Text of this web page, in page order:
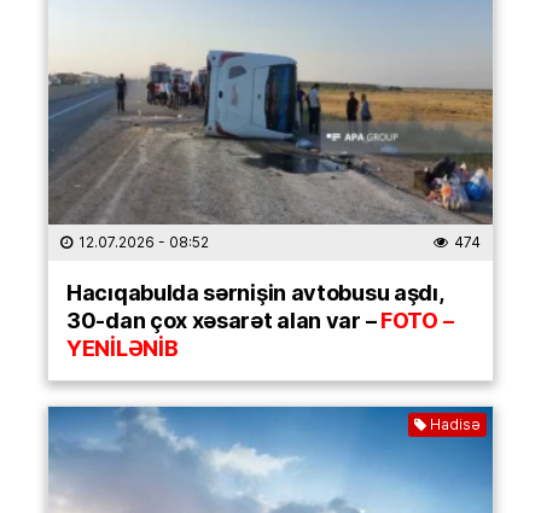
12.07.2026 - 08:52 474
Hacıqabulda sərnişin avtobusu aşdı,
30-dan çox xəsarət alan var –FOTO –
YENİLƏNİB
Hadisə